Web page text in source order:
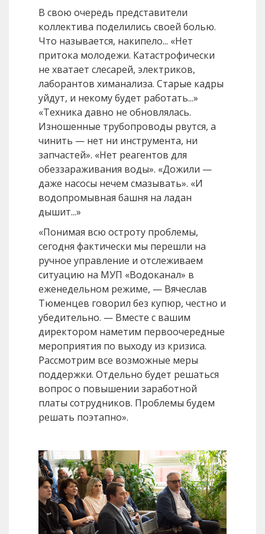
В свою очередь представители
коллектива поделились своей болью.
Что называется, накипело... «Нет
притока молодежи. Катастрофически
не хватает слесарей, электриков,
лаборантов химанализа. Старые кадры
уйдут, и некому будет работать...»
«Техника давно не обновлялась.
Изношенные трубопроводы рвутся, а
чинить — нет ни инструмента, ни
запчастей». «Нет реагентов для
обеззараживания воды». «Дожили —
даже насосы нечем смазывать». «И
водопромывная башня на ладан
дышит...»
«Понимая всю остроту проблемы,
сегодня фактически мы перешли на
ручное управление и отслеживаем
ситуацию на МУП «Водоканал» в
еженедельном режиме, — Вячеслав
Тюменцев говорил без купюр, честно и
убедительно. — Вместе с вашим
директором наметим первоочередные
мероприятия по выходу из кризиса.
Рассмотрим все возможные меры
поддержки. Отдельно будет решаться
вопрос о повышении заработной
платы сотрудников. Проблемы будем
решать поэтапно».